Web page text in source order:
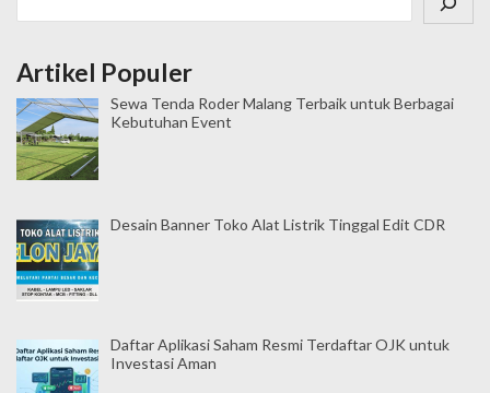
Artikel Populer
Sewa Tenda Roder Malang Terbaik untuk Berbagai
Kebutuhan Event
Desain Banner Toko Alat Listrik Tinggal Edit CDR
Daftar Aplikasi Saham Resmi Terdaftar OJK untuk
Investasi Aman